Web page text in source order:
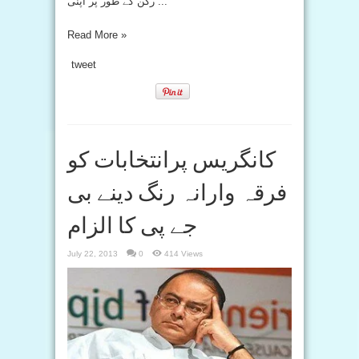
Read More »
tweet
کانگریس پرانتخابات کو
فرقہ وارانہ رنگ دینے بی
جے پی کا الزام
July 22, 2013 0 414 Views